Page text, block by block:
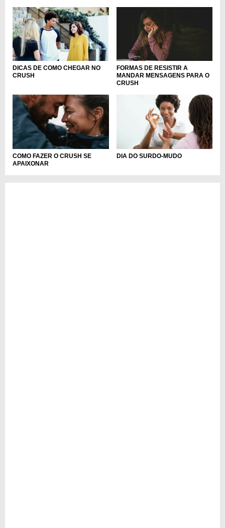
DICAS DE COMO CHEGAR NO
CRUSH
FORMAS DE RESISTIR A
MANDAR MENSAGENS PARA O
CRUSH
COMO FAZER O CRUSH SE
APAIXONAR
DIA DO SURDO-MUDO